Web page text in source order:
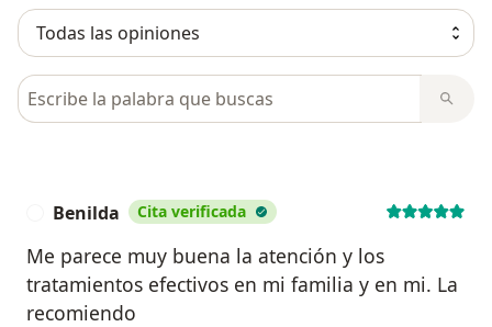
Busca en opiniones
Benilda Cita verificada
Me parece muy buena la atención y los
tratamientos efectivos en mi familia y en mi. La
recomiendo